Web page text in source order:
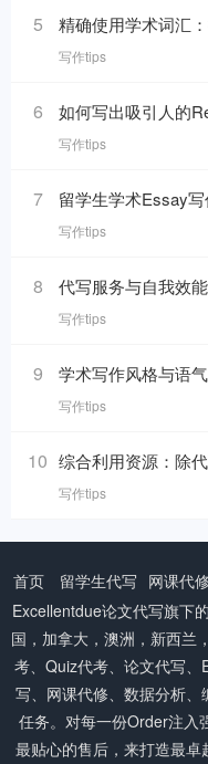
5 精确使用学术词汇
写作tips
6 如何写出吸引人的
写作tips
7 留学生学术Essay
写作tips
8 代写服务与自我效
写作tips
9 学术写作风格与语
写作tips
10 综合利用资源：除
写作tips
首页 留学生代写 网课代
Excellentdue论文代写旗下
国，加拿大，澳洲，新西兰
考、Quiz代考、论文代写
写、网课代修、数据分析
任务。对每一份Order注入
最贴心的售后，来打造最